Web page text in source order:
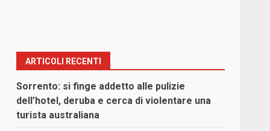
ARTICOLI RECENTI
Sorrento: si finge addetto alle pulizie
dell’hotel, deruba e cerca di violentare una
turista australiana